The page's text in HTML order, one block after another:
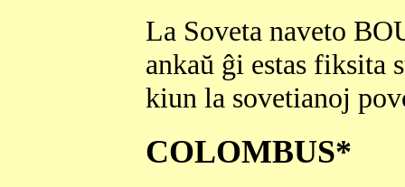
La Soveta naveto
ankaŭ ĝi estas fiksita
kiun la sovetianoj
COLOMBUS*